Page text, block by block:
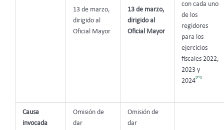
13 de marzo,
dirigido al
Oficial Mayor
13 de marzo,
dirigido al
Oficial Mayor
con cada uno
de los
regidores
para los
ejercicios
fiscales 2022,
2023 y
2024
[19]
Causa
invocada
Omisión de
dar
Omisión de
dar